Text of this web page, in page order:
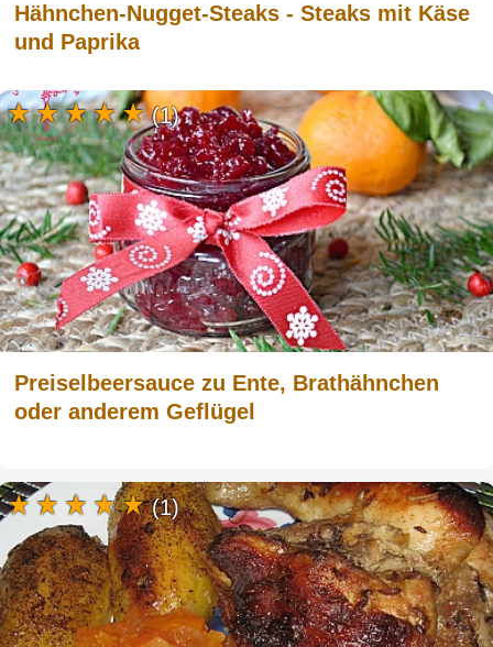
Hähnchen-Nugget-Steaks - Steaks mit Käse
und Paprika
Preiselbeersauce zu Ente, Brathähnchen
oder anderem Geflügel
(1)
(1)